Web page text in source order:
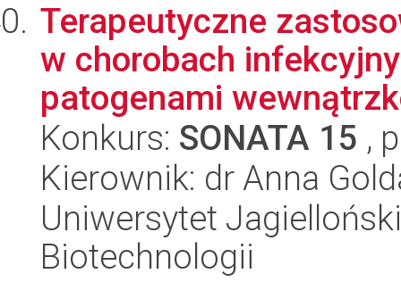
Terapeutyczne
w chorobach
patogenami
Konkurs: SONATA 15 ,
Kierownik: dr Anna
Uniwersytet
Biotechnologii